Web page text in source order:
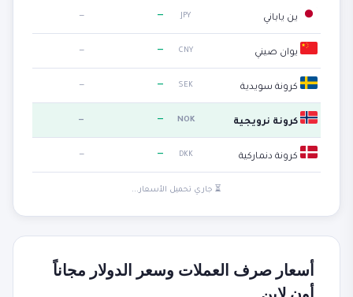
ين ياباني JPY
—
—
يوان صيني CNY
—
—
كرونة سويدية SEK
—
—
كرونة نرويجية NOK
—
—
كرونة دنماركية DKK
—
—
⏳ جاري تحميل الأسعار...
أسعار صرف العملات وسعر الدولار مجاناً